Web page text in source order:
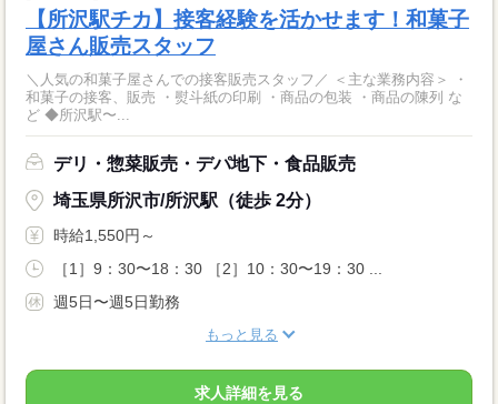
【所沢駅チカ】接客経験を活かせます！和菓子
屋さん販売スタッフ
＼人気の和菓子屋さんでの接客販売スタッフ／ ＜主な業務内容＞ ・
和菓子の接客、販売 ・熨斗紙の印刷 ・商品の包装 ・商品の陳列 な
ど ◆所沢駅〜...
デリ・惣菜販売・デパ地下・食品販売
埼玉県所沢市/所沢駅（徒歩 2分）
時給1,550円～
［1］9：30〜18：30 ［2］10：30〜19：30 ...
週5日〜週5日勤務
もっと見る
求人詳細を見る